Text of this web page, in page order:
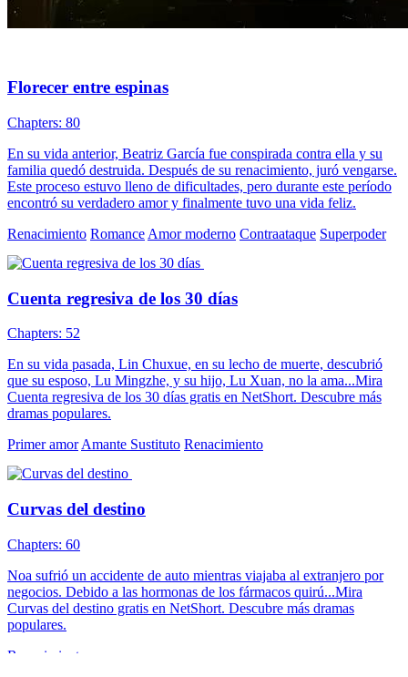
Florecer entre espinas
Chapters: 80
En su vida anterior, Beatriz García fue conspirada contra ella y su
familia quedó destruida. Después de su renacimiento, juró vengarse.
Este proceso estuvo lleno de dificultades, pero durante este período
encontró su verdadero amor y finalmente tuvo una vida feliz.
Renacimiento Romance Amor moderno Contraataque Superpoder
Cuenta regresiva de los 30 días
Chapters: 52
En su vida pasada, Lin Chuxue, en su lecho de muerte, descubrió
que su esposo, Lu Mingzhe, y su hijo, Lu Xuan, no la ama...Mira
Cuenta regresiva de los 30 días gratis en NetShort. Descubre más
dramas populares.
Primer amorAmante Sustituto Renacimiento
Curvas del destino
Chapters: 60
Noa sufrió un accidente de auto mientras viajaba al extranjero por
negocios. Debido a las hormonas de los fármacos quirú...Mira
Curvas del destino gratis en NetShort. Descubre más dramas
populares.
Renacimiento